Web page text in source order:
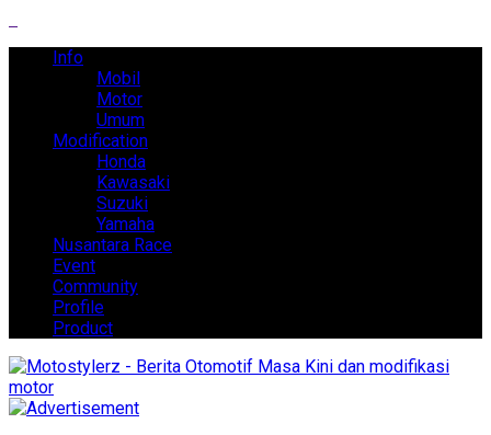
Info
Mobil
Motor
Umum
Modification
Honda
Kawasaki
Suzuki
Yamaha
Nusantara Race
Event
Community
Profile
Product